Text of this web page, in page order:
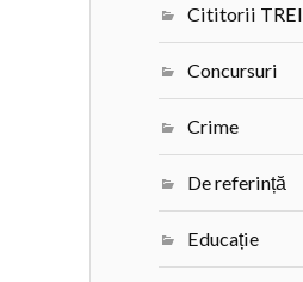
Cititorii TREI
Concursuri
Crime
De referință
Educație